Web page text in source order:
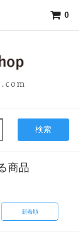
0
検索
商品
新着順